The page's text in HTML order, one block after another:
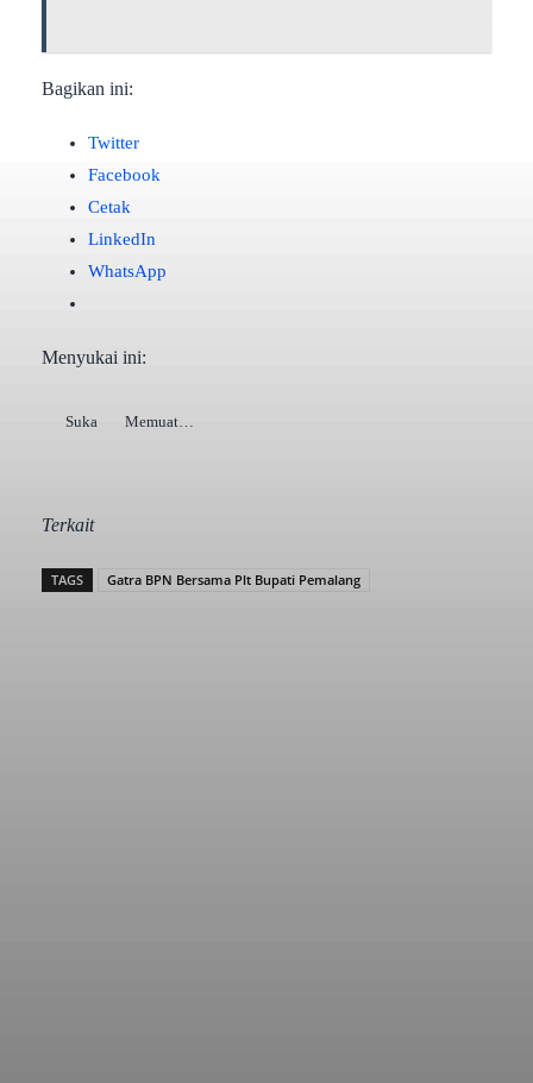
Bagikan ini:
Twitter
Facebook
Cetak
LinkedIn
WhatsApp
Menyukai ini:
Suka Memuat…
Terkait
TAGS Gatra BPN Bersama Plt Bupati Pemalang